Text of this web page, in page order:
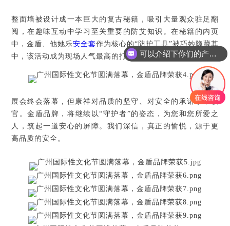
整面墙被设计成一本巨大的复古秘籍，吸引大量观众驻足翻
阅，在趣味互动中学习至关重要的防艾知识。在秘籍的内页
中，金盾、他她乐安全套作为核心的“防护工具”被巧妙隐藏其
中，该活动成为现场人气最高的打卡点之一。
展会终会落幕，但康祥对品质的坚守、对安全的承诺永不收
官。金盾品牌，将继续以“守护者”的姿态，为您和您所爱之
人，筑起一道安心的屏障。我们深信，真正的愉悦，源于更
高品质的安全。
可以介绍下你们的产品么？